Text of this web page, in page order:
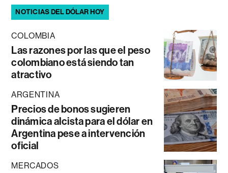
NOTICIAS DEL DÓLAR HOY
COLOMBIA
Las razones por las que el peso
colombiano está siendo tan
atractivo
ARGENTINA
Precios de bonos sugieren
dinámica alcista para el dólar en
Argentina pese a intervención
oficial
MERCADOS